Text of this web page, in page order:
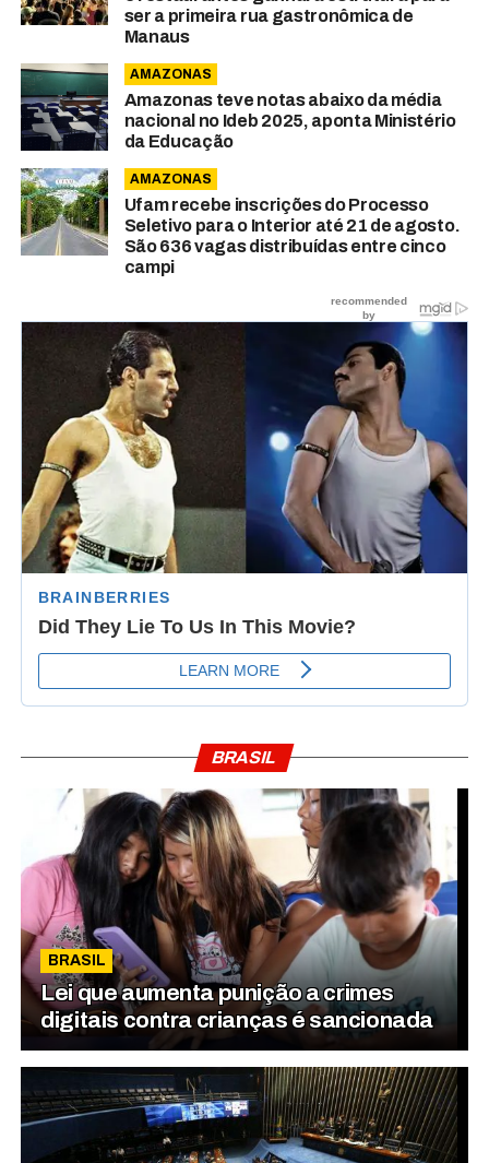
ser a primeira rua gastronômica de
Manaus
AMAZONAS
Amazonas teve notas abaixo da média
nacional no Ideb 2025, aponta Ministério
da Educação
AMAZONAS
Ufam recebe inscrições do Processo
Seletivo para o Interior até 21 de agosto.
São 636 vagas distribuídas entre cinco
campi
BRASIL
BRASIL
Lei que aumenta punição a crimes
digitais contra crianças é sancionada